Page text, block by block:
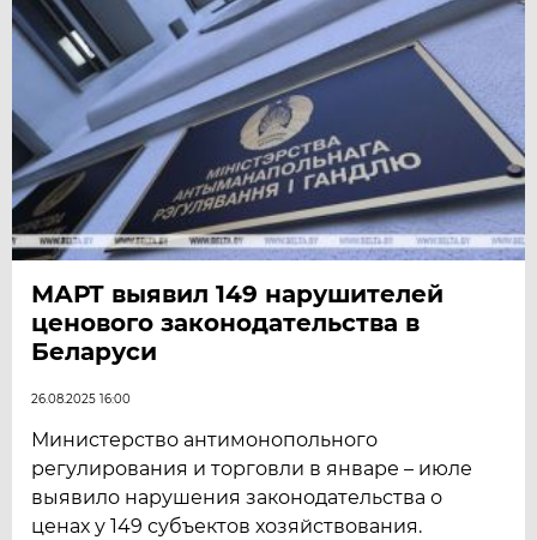
МАРТ выявил 149 нарушителей
ценового законодательства в
Беларуси
26.08.2025 16:00
Министерство антимонопольного
регулирования и торговли в январе – июле
выявило нарушения законодательства о
ценах у 149 субъектов хозяйствования.